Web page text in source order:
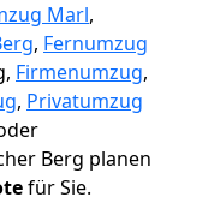
Marl,
, Fernumzug
Firmenumzug,
, Privatumzug
Berg planen
für Sie.